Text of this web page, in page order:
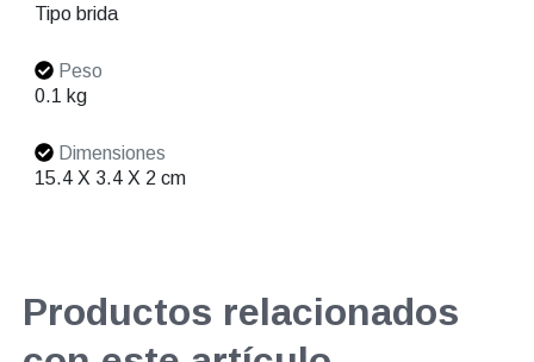
Tipo brida
Peso
0.1 kg
Dimensiones
15.4 X 3.4 X 2 cm
Productos relacionados